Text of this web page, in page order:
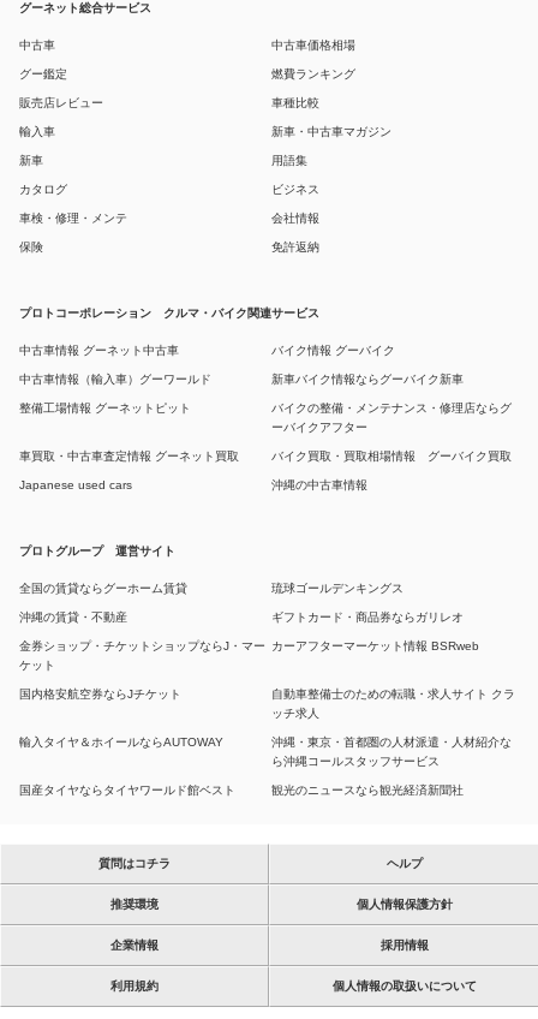
グーネット総合サービス
中古車 中古車価格相場
グー鑑定 燃費ランキング
販売店レビュー 車種比較
輸入車 新車・中古車マガジン
新車 用語集
カタログ ビジネス
車検・修理・メンテ 会社情報
保険 免許返納
プロトコーポレーション クルマ・バイク関連サービス
中古車情報 グーネット中古車 バイク情報 グーバイク
中古車情報（輸入車）グーワールド 新車バイク情報ならグーバイク新車
整備工場情報 グーネットピット
バイクの整備・メンテナンス・修理店ならグ
ーバイクアフター
車買取・中古車査定情報 グーネット買取 バイク買取・買取相場情報 グーバイク買取
Japanese used cars 沖縄の中古車情報
プロトグループ 運営サイト
全国の賃貸ならグーホーム賃貸 琉球ゴールデンキングス
沖縄の賃貸・不動産 ギフトカード・商品券ならガリレオ
金券ショップ・チケットショップならJ・マー
ケット
カーアフターマーケット情報 BSRweb
国内格安航空券ならJチケット
自動車整備士のための転職・求人サイト クラ
ッチ求人
輸入タイヤ＆ホイールならAUTOWAY
沖縄・東京・首都圏の人材派遣・人材紹介な
ら沖縄コールスタッフサービス
国産タイヤならタイヤワールド館ベスト 観光のニュースなら観光経済新聞社
質問はコチラ ヘルプ
推奨環境 個人情報保護方針
企業情報 採用情報
利用規約 個人情報の取扱いについて